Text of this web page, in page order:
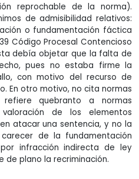
reprochable de la norma).
de admisibilidad relativos:
o fundamentación fáctica
Código Procesal Contencioso
debía objetar que la falta de
pues no estaba firme la
con motivo del recurso de
En otro motivo, no cita normas
refiere quebranto a normas
de los elementos
atacar una sentencia, y no la
de la fundamentación
infracción indirecta de ley
de plano la recriminación.